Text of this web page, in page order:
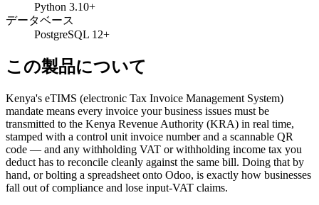
Python 3.10+
データベース
PostgreSQL 12+
この製品について
Kenya's eTIMS (electronic Tax Invoice Management System)
mandate means every invoice your business issues must be
transmitted to the Kenya Revenue Authority (KRA) in real time,
stamped with a control unit invoice number and a scannable QR
code — and any withholding VAT or withholding income tax you
deduct has to reconcile cleanly against the same bill. Doing that by
hand, or bolting a spreadsheet onto Odoo, is exactly how businesses
fall out of compliance and lose input-VAT claims.